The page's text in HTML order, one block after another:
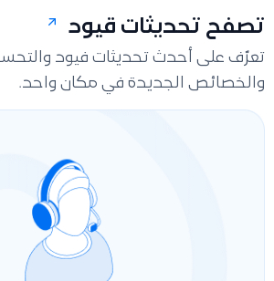
تصفح تحديثات قيود
تعرّف على أحدث تحديثات فيود
والخصائص الجديدة في مكان واحد.